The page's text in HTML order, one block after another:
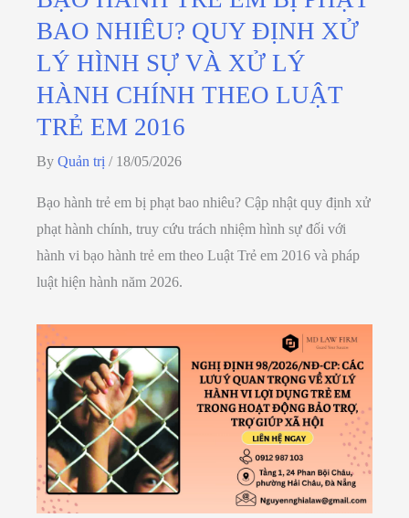
BAO NHIÊU? QUY ĐỊNH XỬ
LÝ HÌNH SỰ VÀ XỬ LÝ
HÀNH CHÍNH THEO LUẬT
TRẺ EM 2016
By Quản trị / 18/05/2026
Bạo hành trẻ em bị phạt bao nhiêu? Cập nhật quy định xử
phạt hành chính, truy cứu trách nhiệm hình sự đối với
hành vi bạo hành trẻ em theo Luật Trẻ em 2016 và pháp
luật hiện hành năm 2026.